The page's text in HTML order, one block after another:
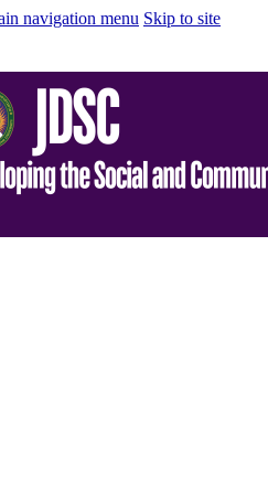
navigation menu Skip to site